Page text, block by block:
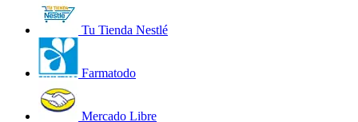
Tu Tienda Nestlé
Farmatodo
Mercado Libre